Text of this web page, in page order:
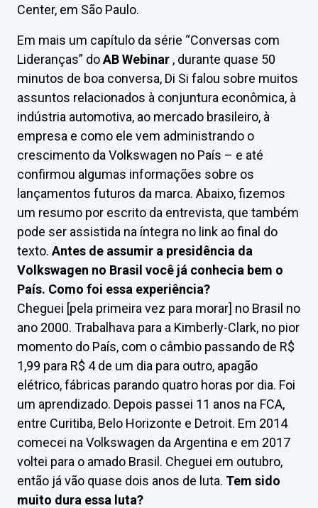
Center, em São Paulo.
Em mais um capítulo da série “Conversas com
Lideranças” doAB Webinar , durante quase 50
minutos de boa conversa, Di Si falou sobre muitos
assuntos relacionados à conjuntura econômica, à
indústria automotiva, ao mercado brasileiro, à
empresa e como ele vem administrando o
crescimento da Volkswagen no País – e até
confirmou algumas informações sobre os
lançamentos futuros da marca. Abaixo, fizemos
um resumo por escrito da entrevista, que também
pode ser assistida na íntegra no link ao final do
texto. Antes de assumir a presidência da
Volkswagen no Brasil você já conhecia bem o
País. Como foi essa experiência?
Cheguei [pela primeira vez para morar] no Brasil no
ano 2000. Trabalhava para a Kimberly-Clark, no pior
momento do País, com o câmbio passando de R$
1,99 para R$ 4 de um dia para outro, apagão
elétrico, fábricas parando quatro horas por dia. Foi
um aprendizado. Depois passei 11 anos na FCA,
entre Curitiba, Belo Horizonte e Detroit. Em 2014
comecei na Volkswagen da Argentina e em 2017
voltei para o amado Brasil. Cheguei em outubro,
então já vão quase dois anos de luta. Tem sido
muito dura essa luta?